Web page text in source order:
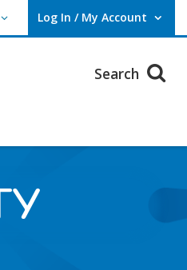
Log In / My Account
User Log In / My Account.
Search